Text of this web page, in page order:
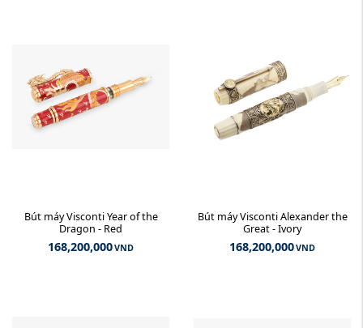
Bút máy Visconti Year of the
Dragon - Red
168,200,000VND
Bút máy Visconti Alexander the
Great - Ivory
168,200,000VND